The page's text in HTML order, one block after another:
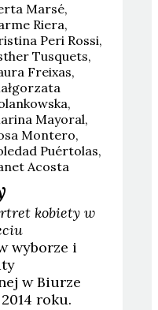
Marsé
Riera
Peri Rossi
Tusquets
Freixas
Mayoral
Montero
Puértolas
Acosta
kobiety w
wyborze i
w Biurze
roku.